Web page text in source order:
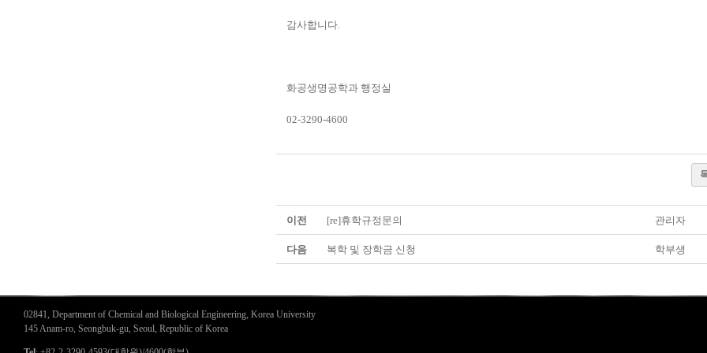
감사합니다.
화공생명공학과 행정실
02-3290-4600
이전 [re]휴학규정문의 관리자
다음 복학 및 장학금 신청 학부생
02841, Department of Chemical and Biological Engineering, Korea University
145 Anam-ro, Seongbuk-gu, Seoul, Republic of Korea